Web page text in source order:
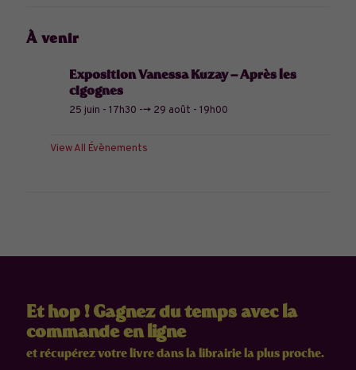
À venir
Exposition Vanessa Kuzay – Après les
cigognes
25 juin - 17h30 --> 29 août - 19h00
View All Évènements
Et hop ! Gagnez du temps avec la
commande en ligne
et récupérez votre livre dans la librairie la plus proche.